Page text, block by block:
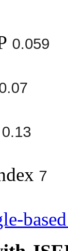
0.059
0.13
7